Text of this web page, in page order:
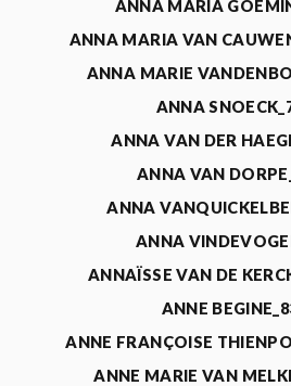
ANNA MARIA
ANNA MARIA VAN
ANNA MARIE
ANNA
ANNA VAN DER
ANNA VAN
ANNA
ANNA
ANNAÏSSE VAN DE
ANNE
ANNE FRANÇOISE
ANNE MARIE VAN